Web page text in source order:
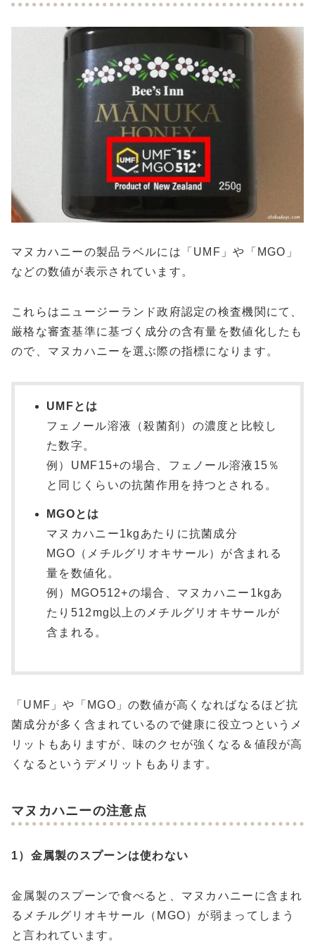
マヌカハニーの製品ラベルには「UMF」や「MGO」
などの数値が表示されています。
これらはニュージーランド政府認定の検査機関にて、
厳格な審査基準に基づく成分の含有量を数値化したも
ので、マヌカハニーを選ぶ際の指標になります。
UMFとは
フェノール溶液（殺菌剤）の濃度と比較し
た数字。
例）UMF15+の場合、フェノール溶液15％
と同じくらいの抗菌作用を持つとされる。
MGOとは
マヌカハニー1kgあたりに抗菌成分
MGO（メチルグリオキサール）が含まれる
量を数値化。
例）MGO512+の場合、マヌカハニー1kgあ
たり512mg以上のメチルグリオキサールが
含まれる。
「UMF」や「MGO」の数値が高くなればなるほど抗
菌成分が多く含まれているので健康に役立つというメ
リットもありますが、味のクセが強くなる＆値段が高
くなるというデメリットもあります。
マヌカハニーの注意点
1）金属製のスプーンは使わない
金属製のスプーンで食べると、マヌカハニーに含まれ
るメチルグリオキサール（MGO）が弱まってしまう
と言われています。